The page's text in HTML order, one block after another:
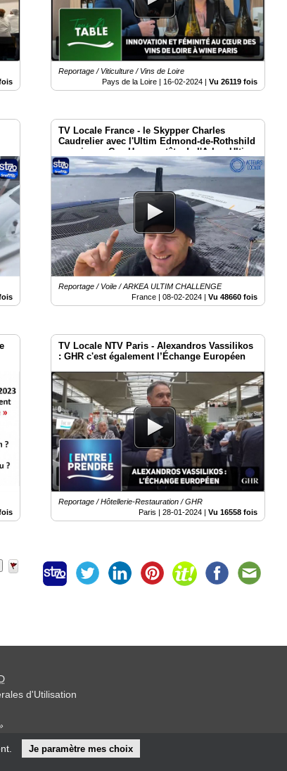
Reportage / Viticulture / Vins de Loire
Pays de la Loire | 16-02-2024 |Vu 26119 fois
TV Locale France - le Skypper Charles
Caudrelier avec l'Ultim Edmond-de-Rothshild
premier au Cap-Horn en tête de l'Arkea-Ultim-
Challenge 2024
Reportage / Voile / ARKEA ULTIM CHALLENGE
France |08-02-2024 |Vu 48660 fois
TV Locale NTV Paris - Alexandros Vassilikos
: GHR c'est également l’Échange Européen
Reportage / Hôtellerie-Restauration / GHR
Paris |28-01-2024 |Vu 16558 fois
d'Utilisation
Je paramètre mes choix